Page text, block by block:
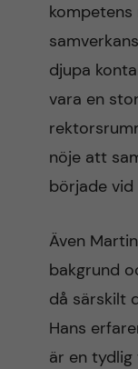
djupa
vara en
nöje att
började vid
Även
bakgrund
då särskilt
Hans
är en